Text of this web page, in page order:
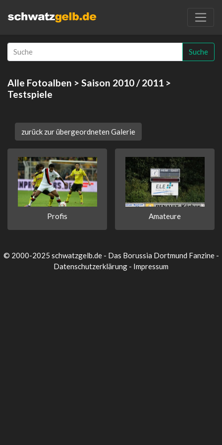
Suche
Alle Fotoalben > Saison 2010 / 2011 >
Testspiele
zurück zur übergeordneten Galerie
Profis Amateure
© 2000-2025 schwatzgelb.de - Das Borussia Dortmund Fanzine -
Datenschutzerklärung - Impressum